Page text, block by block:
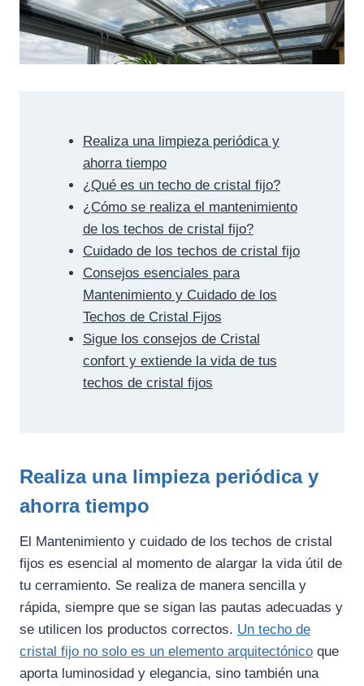
Realiza una limpieza periódica y
ahorra tiempo
¿Qué es un techo de cristal fijo?
¿Cómo se realiza el mantenimiento
de los techos de cristal fijo?
Cuidado de los techos de cristal fijo
Consejos esenciales para
Mantenimiento y Cuidado de los
Techos de Cristal Fijos
Sigue los consejos de Cristal
confort y extiende la vida de tus
techos de cristal fijos
Realiza una limpieza periódica y
ahorra tiempo
El Mantenimiento y cuidado de los techos de cristal
fijos es esencial al momento de alargar la vida útil de
tu cerramiento. Se realiza de manera sencilla y
rápida, siempre que se sigan las pautas adecuadas y
se utilicen los productos correctos. Un techo de
cristal fijo no solo es un elemento arquitectónico que
aporta luminosidad y elegancia, sino también una